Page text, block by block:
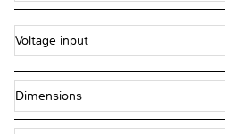
Voltage input
Dimensions